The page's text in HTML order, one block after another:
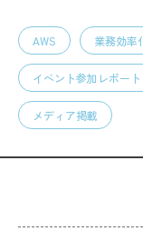
AWS 業務効率
イベント参加レポート
メディア掲載